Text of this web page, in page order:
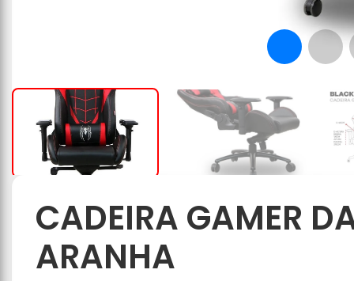
CADEIRA GAMER
ARANHA